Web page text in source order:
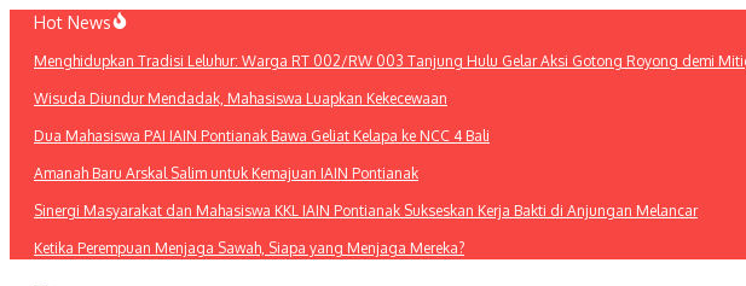
Lewati
konten
Hot News
Menghidupkan Tradisi Leluhur: Warga RT 002/RW 003 Tanjung Hulu Gelar Aksi Gotong Royong demi
Wisuda Diundur Mendadak, Mahasiswa Luapkan Kekecewaan
Dua Mahasiswa PAI IAIN Pontianak Bawa Geliat Kelapa ke NCC 4 Bali
Amanah Baru Arskal Salim untuk Kemajuan IAIN Pontianak
Sinergi Masyarakat dan Mahasiswa KKL IAIN Pontianak Sukseskan Kerja Bakti di Anjungan Melancar
Ketika Perempuan Menjaga Sawah, Siapa yang Menjaga Mereka?